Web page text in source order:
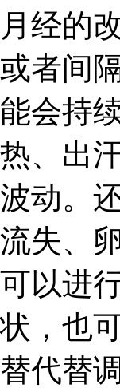
月经的
或者间
能会持
热、出
波动。
流失、
可以进
状，也
替代替